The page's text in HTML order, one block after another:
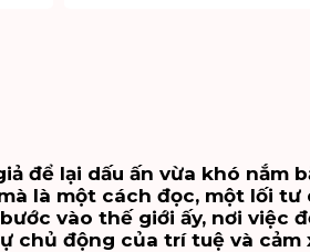
để lại dấu ấn vừa khó nắm
là một cách đọc, một lối
vào thế giới ấy, nơi việc
chủ động của trí tuệ và cảm